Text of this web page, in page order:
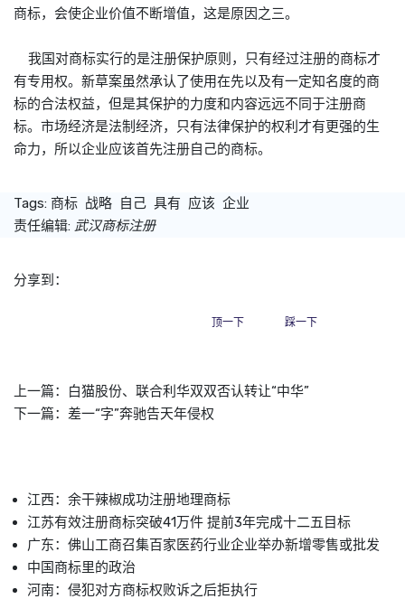
商标，会使企业价值不断增值，这是原因之三。
我国对商标实行的是注册保护原则，只有经过注册的商标才
有专用权。新草案虽然承认了使用在先以及有一定知名度的商
标的合法权益，但是其保护的力度和内容远远不同于注册商
标。市场经济是法制经济，只有法律保护的权利才有更强的生
命力，所以企业应该首先注册自己的商标。
Tags: 商标 战略 自己 具有 应该 企业
责任编辑: 武汉商标注册
分享到：
顶一下 踩一下
上一篇：
白猫股份、联合利华双双否认转让“中华”
下一篇： 差一“字”奔驰告天年侵权
江西：余干辣椒成功注册地理商标
江苏有效注册商标突破41万件 提前3年完成十二五目标
广东：佛山工商召集百家医药行业企业举办新增零售或批发
中国商标里的政治
河南：侵犯对方商标权败诉之后拒执行